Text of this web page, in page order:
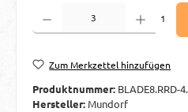
Produkt Anzahl: Gib den
1
Zum Merkzettel hinzufügen
Produktnummer: BLADE8.RRD-
Hersteller: Mundorf